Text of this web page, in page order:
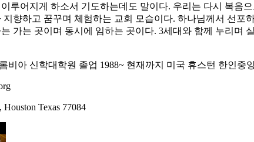
루어지게 하소서 기도하는데도 말이다. 우리는 다시 복음
향하고 꿈꾸며 체험하는 교회 모습이다. 하나님께서 선
가는 곳이며 동시에 임하는 곳이다. 3세대와 함께 누리며
비아 신학대학원 졸업 1988~ 현재까지 미국 휴스턴 한인중
Houston Texas 77084